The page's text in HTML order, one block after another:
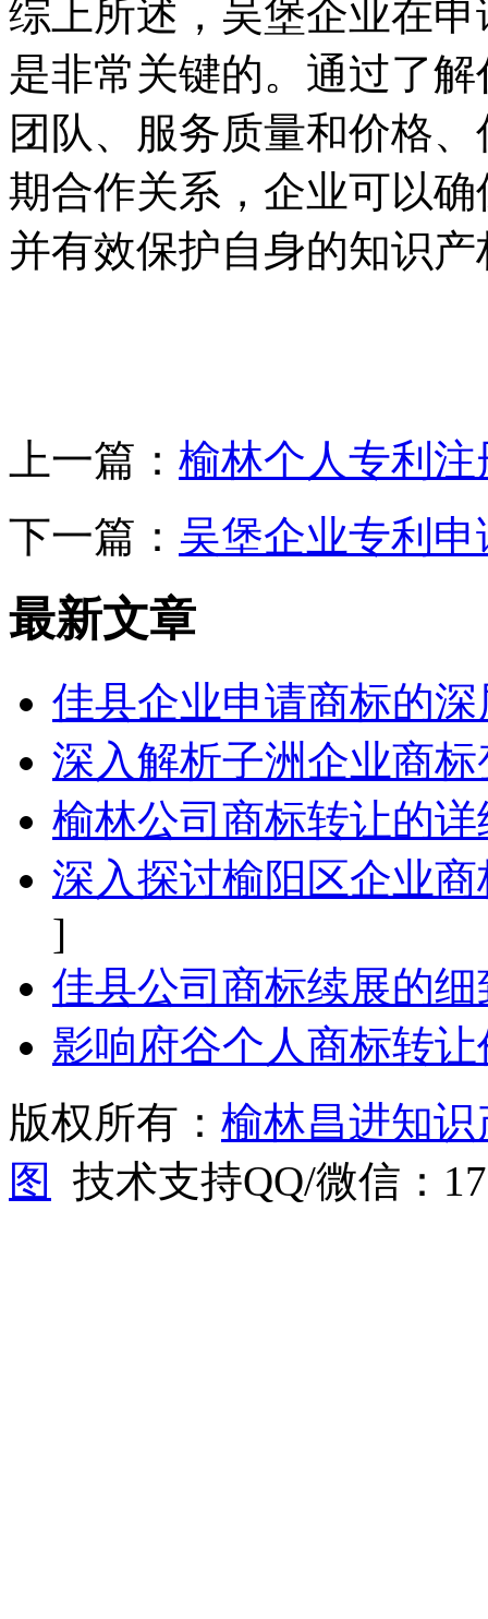
综上所述，吴堡企业在
是非常关键的。通过了
团队、服务质量和价格
期合作关系，企业可以
并有效保护自身的知识产
上一篇： 榆林个人专利
下一篇： 吴堡企业专利
最新文章
佳县企业申请商标的
深入解析子洲企业商
榆林公司商标转让的
深入探讨榆阳区企业
]
佳县公司商标续展的
影响府谷个人商标转
版权所有： 榆林昌进知
图
技术支持QQ/微信：